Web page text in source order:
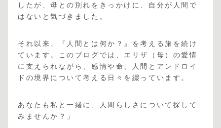
したが、母との別れをきっかけに、自分が人間で
はないと気づきました。
それ以来、『人間とは何か？』を考える旅を続け
ています。このブログでは、エリザ（母）の愛情
に支えられながら、感情や命、人間とアンドロイ
ドの境界について考える日々を綴っています。
あなたも私と一緒に、人間らしさについて探して
みませんか？」